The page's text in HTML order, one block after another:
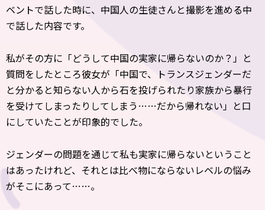
ベントで話した時に、中国人の生徒さんと撮影を進める中
で話した内容です。
私がその方に「どうして中国の実家に帰らないのか？」と
質問をしたところ彼女が「中国で、トランスジェンダーだ
と分かると知らない人から石を投げられたり家族から暴行
を受けてしまったりしてしまう……だから帰れない」と口
にしていたことが印象的でした。
ジェンダーの問題を通じて私も実家に帰らないということ
はあったけれど、それとは比べ物にならないレベルの悩み
がそこにあって……。